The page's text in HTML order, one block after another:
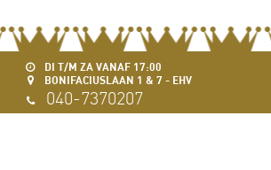
DI T/M ZA VANAF 17:00
BONIFACIUSLAAN 1 & 7 - EHV
040-7370207